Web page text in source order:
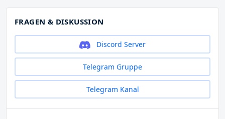
FRAGEN & DISKUSSION
Discord Server
Telegram Gruppe
Telegram Kanal